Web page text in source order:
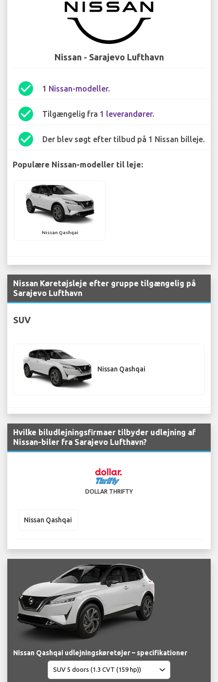
Nissan - Sarajevo Lufthavn
check_circle 1 Nissan-modeller.
check_circle Tilgængelig fra 1 leverandører.
check_circle Der blev søgt efter tilbud på 1 Nissan billeje.
Populære Nissan-modeller til leje:
Nissan Qashqai
Nissan Køretøjsleje efter gruppe tilgængelig på
Sarajevo Lufthavn
SUV
Nissan Qashqai
Hvilke biludlejningsfirmaer tilbyder udlejning af
Nissan-biler fra Sarajevo Lufthavn?
DOLLAR THRIFTY
Nissan Qashqai
Nissan Qashqai udlejningskøretøjer – specifikationer